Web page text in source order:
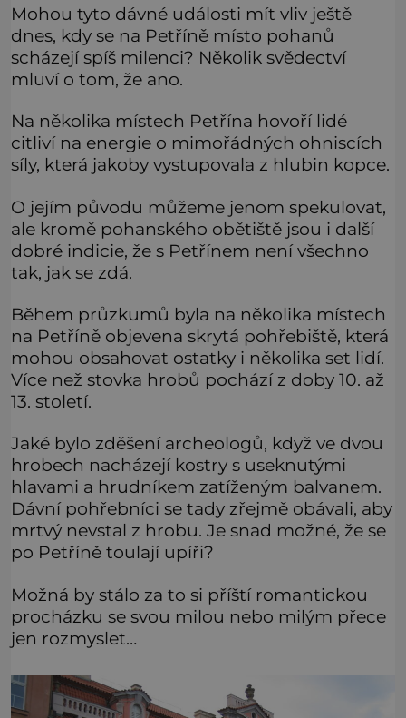
Mohou tyto dávné události mít vliv ještě
dnes, kdy se na Petříně místo pohanů
scházejí spíš milenci? Několik svědectví
mluví o tom, že ano.
Na několika místech Petřína hovoří lidé
citliví na energie o mimořádných ohniscích
síly, která jakoby vystupovala z hlubin kopce.
O jejím původu můžeme jenom spekulovat,
ale kromě pohanského obětiště jsou i další
dobré indicie, že s Petřínem není všechno
tak, jak se zdá.
Během průzkumů byla na několika místech
na Petříně objevena skrytá pohřebiště, která
mohou obsahovat ostatky i několika set lidí.
Více než stovka hrobů pochází z doby 10. až
13. století.
Jaké bylo zděšení archeologů, když ve dvou
hrobech nacházejí kostry s useknutými
hlavami a hrudníkem zatíženým balvanem.
Dávní pohřebníci se tady zřejmě obávali, aby
mrtvý nevstal z hrobu. Je snad možné, že se
po Petříně toulají upíři?
Možná by stálo za to si příští romantickou
procházku se svou milou nebo milým přece
jen rozmyslet…